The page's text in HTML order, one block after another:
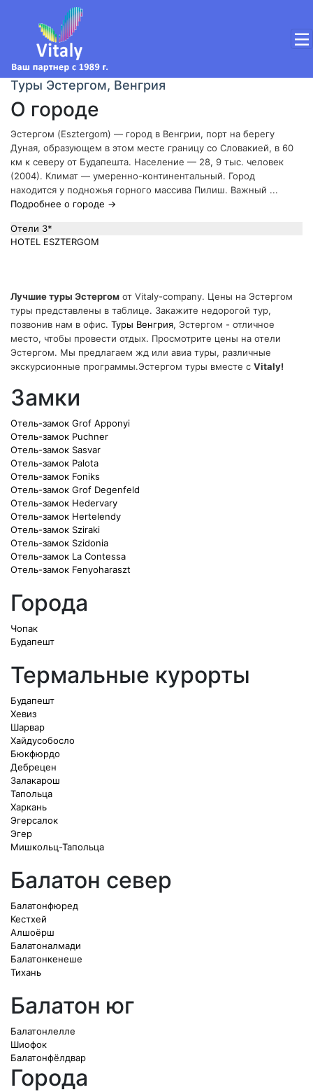
Замки
Отель-замок Grof Apponyi
Отель-замок Puchner
Отель-замок Sasvar
Отель-замок Palota
Отель-замок Foniks
Отель-замок Grof Degenfeld
Отель-замок Hedervary
Отель-замок Hertelendy
Отель-замок Sziraki
Отель-замок Szidonia
Отель-замок La Contessa
Отель-замок Fenyoharaszt
Города
Чопак
Будапешт
Термальные курорты
Будапешт
Хевиз
Шарвар
Хайдусобосло
Бюкфюрдо
Дебрецен
Залакарош
Тапольца
Харкань
Эгерсалок
Эгер
Мишкольц-Тапольца
Балатон север
Балатонфюред
Кестхей
Алшоёрш
Балатоналмади
Балатонкенеше
Тихань
Балатон юг
Балатонлелле
Шиофок
Балатонфёлдвар
Города
Туры Эстергом, Венгрия
О городе
Эстергом (Esztergom) — город в Венгрии, порт на берегу
Дуная, образующем в этом месте границу со Словакией, в 60
км к северу от Будапешта. Население — 28, 9 тыс. человек
(2004). Климат — умеренно-континентальный. Город
находится у подножья горного массива Пилиш. Важный ...
Подробнее о городе →
Отели 3*
HOTEL ESZTERGOM
Лучшие туры Эстергом от Vitaly-company. Цены на Эстергом
туры представлены в таблице. Закажите недорогой тур,
позвонив нам в офис. Туры Венгрия, Эстергом - отличное
место, чтобы провести отдых. Просмотрите цены на отели
Эстергом. Мы предлагаем жд или авиа туры, различные
экскурсионные программы.Эстергом туры вместе с Vitaly!